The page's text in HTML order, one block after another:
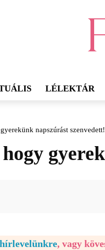
LÉLEKTÁR
napszúrást szenvedett!
hírlevelünkre, vagy